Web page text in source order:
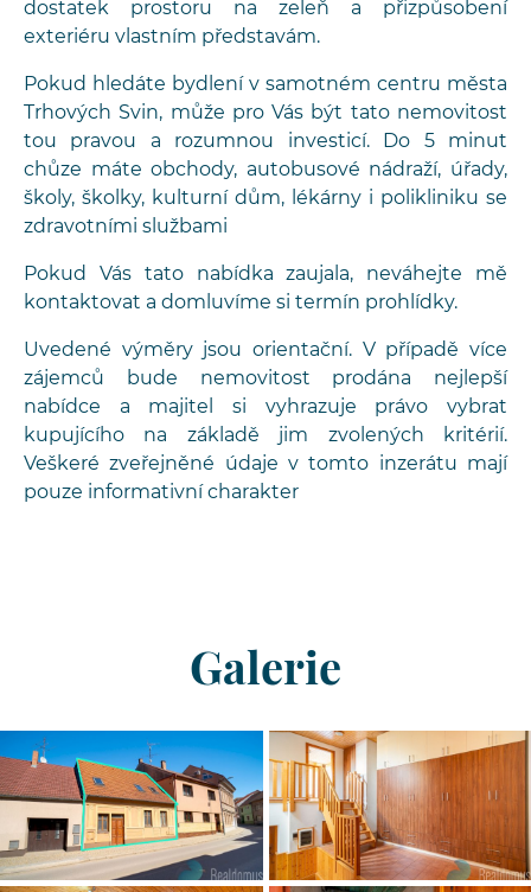
dostatek prostoru na zeleň a přizpůsobení
exteriéru vlastním představám.
Pokud hledáte bydlení v samotném centru města
Trhových Svin, může pro Vás být tato nemovitost
tou pravou a rozumnou investicí. Do 5 minut
chůze máte obchody, autobusové nádraží, úřady,
školy, školky, kulturní dům, lékárny i polikliniku se
zdravotními službami
Pokud Vás tato nabídka zaujala, neváhejte mě
kontaktovat a domluvíme si termín prohlídky.
Uvedené výměry jsou orientační. V případě více
zájemců bude nemovitost prodána nejlepší
nabídce a majitel si vyhrazuje právo vybrat
kupujícího na základě jim zvolených kritérií.
Veškeré zveřejněné údaje v tomto inzerátu mají
pouze informativní charakter
Galerie